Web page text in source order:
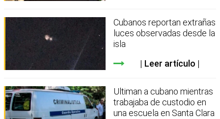
Cubanos reportan extrañas
luces observadas desde la
isla
Leer artículo
Ultiman a cubano mientras
trabajaba de custodio en
una escuela en Santa Clara